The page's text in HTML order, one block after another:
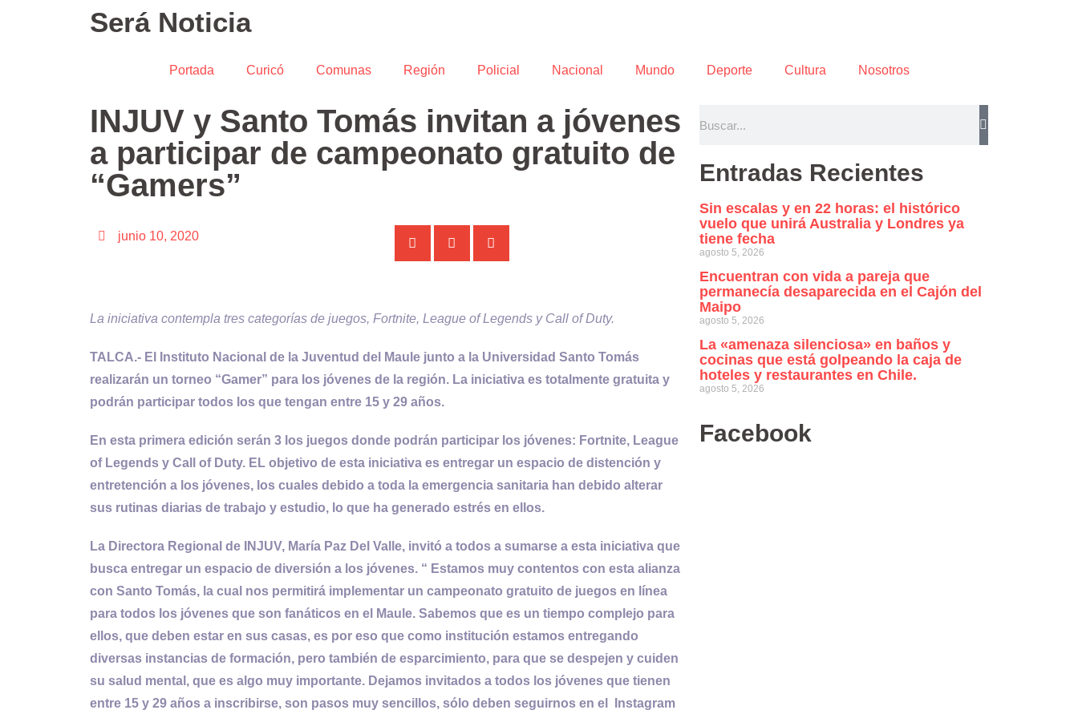
Será Noticia
Portada Curicó Comunas Región Policial Nacional Mundo Deporte Cultura Nosotros
INJUV y Santo Tomás invitan a jóvenes
a participar de campeonato gratuito de
“Gamers”
junio 10, 2020
La iniciativa contempla tres categorías de juegos, Fortnite, League of Legends y Call of Duty.
TALCA.- El Instituto Nacional de la Juventud del Maule junto a la Universidad Santo Tomás
realizarán un torneo “Gamer” para los jóvenes de la región. La iniciativa es totalmente gratuita y
podrán participar todos los que tengan entre 15 y 29 años.
En esta primera edición serán 3 los juegos donde podrán participar los jóvenes: Fortnite, League
of Legends y Call of Duty. EL objetivo de esta iniciativa es entregar un espacio de distención y
entretención a los jóvenes, los cuales debido a toda la emergencia sanitaria han debido alterar
sus rutinas diarias de trabajo y estudio, lo que ha generado estrés en ellos.
La Directora Regional de INJUV, María Paz Del Valle, invitó a todos a sumarse a esta iniciativa que
busca entregar un espacio de diversión a los jóvenes. “ Estamos muy contentos con esta alianza
con Santo Tomás, la cual nos permitirá implementar un campeonato gratuito de juegos en línea
para todos los jóvenes que son fanáticos en el Maule. Sabemos que es un tiempo complejo para
ellos, que deben estar en sus casas, es por eso que como institución estamos entregando
diversas instancias de formación, pero también de esparcimiento, para que se despejen y cuiden
su salud mental, que es algo muy importante. Dejamos invitados a todos los jóvenes que tienen
entre 15 y 29 años a inscribirse, son pasos muy sencillos, sólo deben seguirnos en el Instagram
Entradas Recientes
Sin escalas y en 22 horas: el histórico
vuelo que unirá Australia y Londres ya
tiene fecha
agosto 5, 2026
Encuentran con vida a pareja que
permanecía desaparecida en el Cajón del
Maipo
agosto 5, 2026
La «amenaza silenciosa» en baños y
cocinas que está golpeando la caja de
hoteles y restaurantes en Chile.
agosto 5, 2026
Facebook